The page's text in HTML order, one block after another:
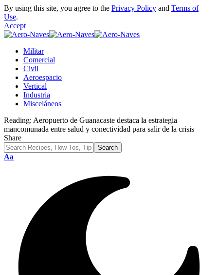
By using this site, you agree to the Privacy Policy and Terms of
Use.
Accept
Militar
Comercial
Civil
Aeroespacio
Vertical
Industria
Misceláneos
Reading: Aeropuerto de Guanacaste destaca la estrategia
mancomunada entre salud y conectividad para salir de la crisis
Share
Font
Aa